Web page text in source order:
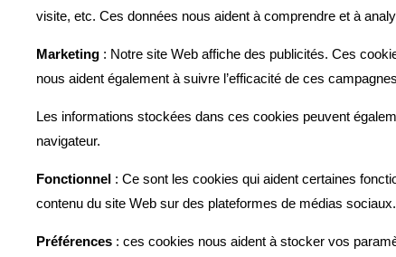
visite, etc. Ces données nous aident à comprendre et à
Marketing : Notre site Web affiche des publicités. Ces
nous aident également à suivre l’efficacité de ces
Les informations stockées dans ces cookies peuvent
navigateur.
Fonctionnel : Ce sont les cookies qui aident certaines
contenu du site Web sur des plateformes de médias sociaux.
Préférences : ces cookies nous aident à stocker vos